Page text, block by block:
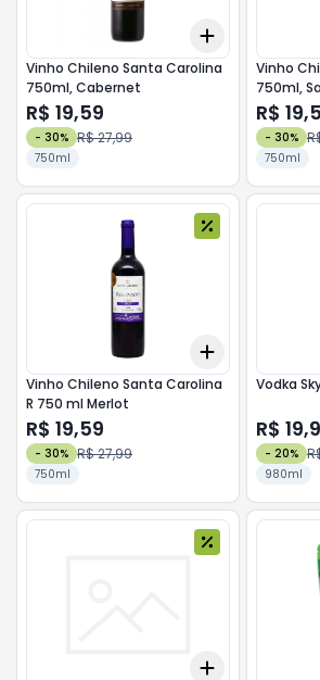
Add
Vinho Chileno Santa Carolina
750ml, Cabernet
R$ 19,59
- 30% R$ 27,99
750ml
Vinho
750ml,
R$
- 30%
750ml
Add
Vinho Chileno Santa Carolina
R 750 ml Merlot
R$ 19,59
- 30% R$ 27,99
750ml
Vodka
R$
- 20%
980ml
Add